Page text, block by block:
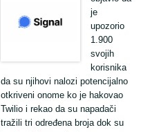
je
upozorio
1.900
svojih
korisnika
da su njihovi nalozi potencijalno
otkriveni onome ko je hakovao
Twilio i rekao da su napadači
tražili tri određena broja dok su